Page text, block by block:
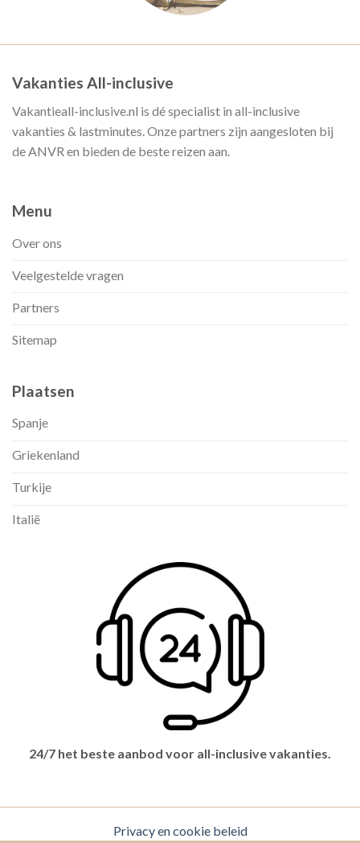
Vakanties All-inclusive
Vakantieall-inclusive.nl is dé specialist in all-inclusive
vakanties & lastminutes. Onze partners zijn aangesloten bij
de ANVR en bieden de beste reizen aan.
Menu
Over ons
Veelgestelde vragen
Partners
Sitemap
Plaatsen
Spanje
Griekenland
Turkije
Italië
24/7 het beste aanbod voor all-inclusive vakanties.
Privacy en cookie beleid